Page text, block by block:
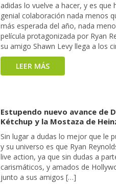
adidas lo vuelve a hacer, y es
genial colaboración nada menos
más esperada del año, nada
película protagonizada por Ryan
su amigo Shawn Levy llega a los
LEER MÁS
Estupendo nuevo avance de
Kétchup y la Mostaza de
Sin lugar a dudas lo mejor que le
y su universo es que Ryan
live action, ya que sin dudas a
carismáticos, y amados de
junto a sus amigos […]